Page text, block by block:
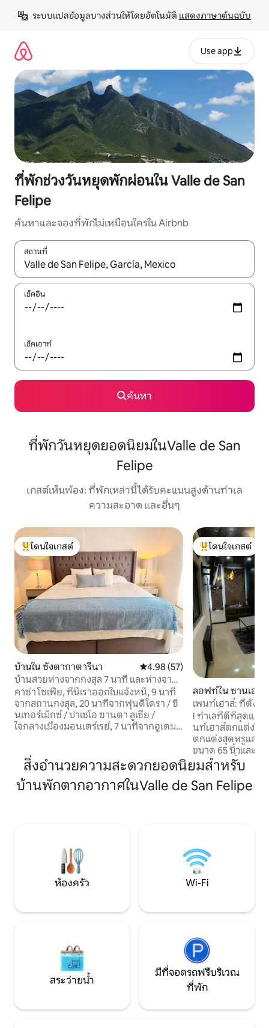
เนื้อหา
ระบบแปลข้อมูลบางส่วนให้โดยอัตโนมัติ แสดงภาษาต้นฉบับ
Use app
ที่พักช่วงวันหยุดพักผ่อนใน Valle de San
Felipe
ค้นหาและจองที่พักไม่เหมือนใครใน Airbnb
สถานที่
ใช้ลูกศรขึ้นลง หรือใช้การสัมผัสหรือปัด เพื่อสำรวจผลการค้นหา
เช็คอิน
เช็คเอาท์
ค้นหา
ที่พักวันหยุดยอดนิยมในValle de San
Felipe
เกสต์เห็นพ้อง: ที่พักเหล่านี้ได้รับคะแนนสูงด้านทำเล
ความสะอาด และอื่นๆ
โดนใจเกสต์ที่สุด
โดนใจเกสต์
บ้านใน ซังตากาตารีนา คะแนนเฉลี่ย 4.98 จาก 5, 57 รีวิว
4.98 (57)
บ้านสวยห่างจากกงสุล 7 นาที และห่างจาก
Fundidora 15 นาที
คาซ่า โซเฟีย, ที่นี่เราออกใบแจ้งหนี้, 9 นาที
จากสถานกงสุล, 20 นาทีจากฟุนดิโดรา / ซิ
นเทอร์เม็กซ์ / ปาเซโอ ซานตา ลูเซีย /
ใจกลางเมืองมอนเตร์เรย์, 7 นาทีจากอูเดม /
หนึ่งช่วงตึก, คาซ่า โซเฟีย ตั้งอยู่ในย่านที่อยู่
อาศัยส่วนตัวและปลอดภัย เราใส่ใจในทุก
รายละเอียดของบ้าน มีห้องออกกำลังกาย
ขนาดเล็ก พื้นที่สำหรับเด็ก ห้องรับประทาน
โดนใจเกสต์ที่สุด
โดนใจเกสต์
ลอฟท์ใน ซานเฮโร
เพนท์เฮาส์: ที่ตั้ง วิ
! ทำเลที่ดีที่สุดและวิ
นท์เฮาส์ตกแต่งใ
ตกแต่งสุดหรูและร
ขนาด 65 นิ้วและ
กิจกรรม) ตั้งอยู่ใน
ระบบรักษาความป
ชั้น: ชั้นล่าง: ห้องครัว ห้องรับประทาน
อาหาร พื้นที่สังสร
ห้องประชุม
สิ่งอำนวยความสะดวกยอดนิยมสำหรับ
บ้านพักตากอากาศในValle de San Felipe
ห้องครัว Wi-Fi
สระว่ายน้ำ
มีที่จอดรถฟรีบริเวณ
ที่พัก